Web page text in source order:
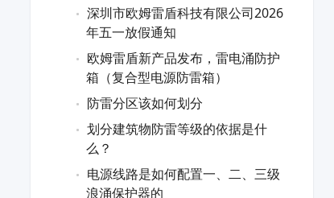
深圳市欧姆雷盾科技有限公司2026
年五一放假通知
欧姆雷盾新产品发布，雷电涌防护
箱（复合型电源防雷箱）
防雷分区该如何划分
划分建筑物防雷等级的依据是什
么？
电源线路是如何配置一、二、三级
浪涌保护器的